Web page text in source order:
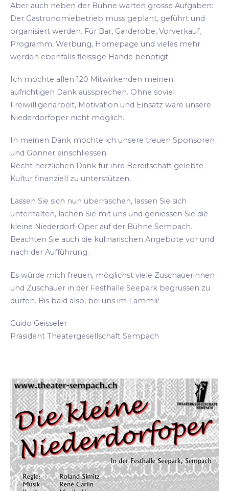
Aber auch neben der Bühne warten grosse Aufgaben:
Der Gastronomiebetrieb muss geplant, geführt und
organisiert werden. Für Bar, Garderobe, Vorverkauf,
Programm, Werbung, Homepage und vieles mehr
werden ebenfalls fleissige Hände benötigt.
Ich möchte allen 120 Mitwirkenden meinen
aufrichtigen Dank aussprechen. Ohne soviel
Freiwilligenarbeit, Motivation und Einsatz wäre unsere
Niederdorfoper nicht möglich.
In meinen Dank möchte ich unsere treuen Sponsoren
und Gönner einschliessen.
Recht herzlichen Dank für ihre Bereitschaft gelebte
Kultur finanziell zu unterstützen.
Lassen Sie sich nun überraschen, lassen Sie sich
unterhalten, lachen Sie mit uns und geniessen Sie die
kleine Niederdorf-Oper auf der Bühne Sempach.
Beachten Sie auch die kulinarischen Angebote vor und
nach der Aufführung.
Es würde mich freuen, möglichst viele Zuschauerinnen
und Zuschauer in der Festhalle Seepark begrüssen zu
dürfen. Bis bald also, bei uns im Lämmli!
Guido Geisseler
Präsident Theatergesellschaft Sempach